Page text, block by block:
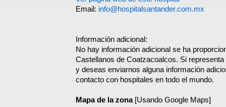
Email: info@hospitalsantander.com.mx
Información adicional:
No hay información adicional se ha
Castellanos de Coatzacoalcos. Si
y deseas enviarnos alguna información
contacto con hospitales en todo el mundo.
Mapa de la zona[Usando Google Maps]